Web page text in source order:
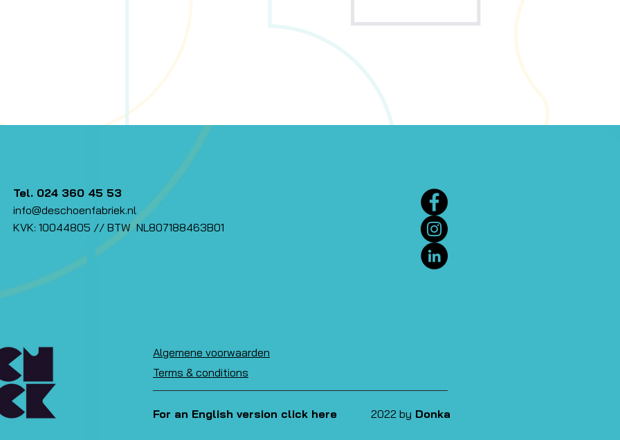
Tel. 024 360 45 53
info@deschoenfabriek.nl
KVK: 10044805 // BTW NL807188463B01
Algemene voorwaarden
Terms & conditions
For an English version click here 2022 by Donka